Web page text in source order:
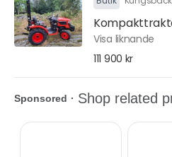
Visa liknande
111 900 kr